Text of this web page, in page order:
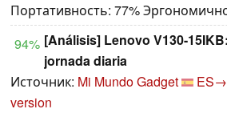
Портативность: 77%
94% [Análisis] Lenovo V130-
jornada diaria
Источник: Mi Mundo Gadget
version